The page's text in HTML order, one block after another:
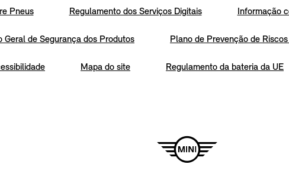
Pneus Regulamento dos Serviços Digitais Informação
Geral de Segurança dos Produtos Plano de Prevenção de
Mapa do site Regulamento da bateria da UE